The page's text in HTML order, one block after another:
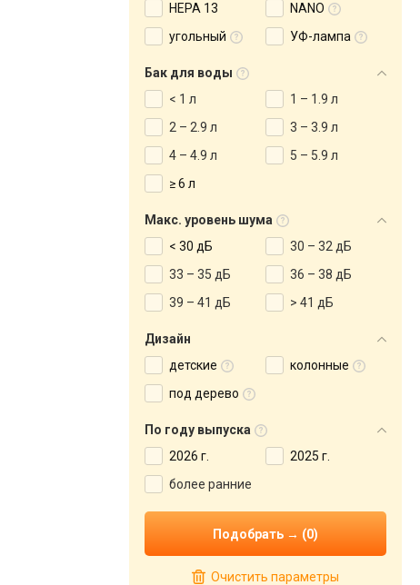
HEPA 13
NANO
угольный
УФ-лампа
Бак для воды
< 1 л
1 – 1.9 л
2 – 2.9 л
3 – 3.9 л
4 – 4.9 л
5 – 5.9 л
≥ 6 л
Макс. уровень шума
< 30 дБ
30 – 32 дБ
33 – 35 дБ
36 – 38 дБ
39 – 41 дБ
> 41 дБ
Дизайн
детские
колонные
под дерево
По году выпуска
2026 г.
2025 г.
более ранние
Очистить параметры